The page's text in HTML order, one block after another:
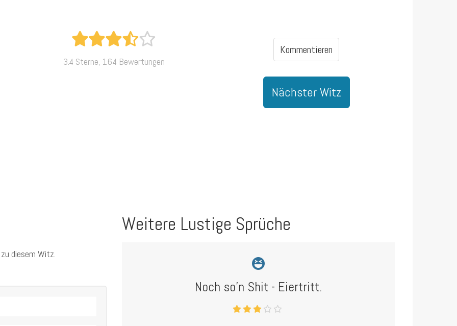
3.4 Sterne, 164 Bewertungen
Kommentieren
Nächster Witz
diesem Witz.
Weitere Lustige Sprüche
Noch so'n Shit - Eiertritt.